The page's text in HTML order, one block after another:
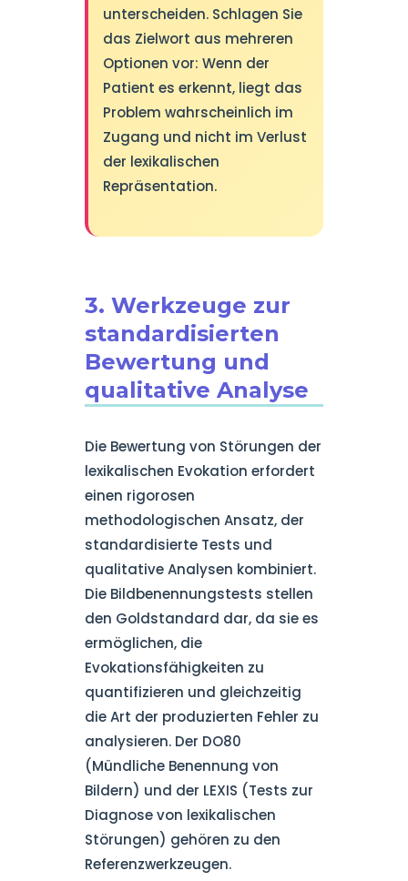
unterscheiden. Schlagen Sie
das Zielwort aus mehreren
Optionen vor: Wenn der
Patient es erkennt, liegt das
Problem wahrscheinlich im
Zugang und nicht im Verlust
der lexikalischen
Repräsentation.
3. Werkzeuge zur
standardisierten
Bewertung und
qualitative Analyse
Die Bewertung von Störungen der
lexikalischen Evokation erfordert
einen rigorosen
methodologischen Ansatz, der
standardisierte Tests und
qualitative Analysen kombiniert.
Die Bildbenennungstests stellen
den Goldstandard dar, da sie es
ermöglichen, die
Evokationsfähigkeiten zu
quantifizieren und gleichzeitig
die Art der produzierten Fehler zu
analysieren. Der DO80
(Mündliche Benennung von
Bildern) und der LEXIS (Tests zur
Diagnose von lexikalischen
Störungen) gehören zu den
Referenzwerkzeugen.